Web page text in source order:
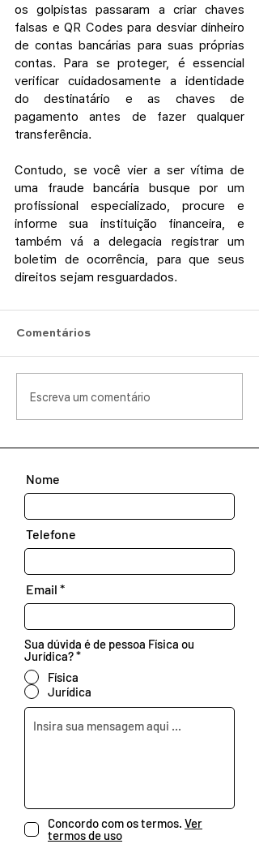
os golpistas passaram a criar chaves
falsas e QR Codes para desviar dinheiro
de contas bancárias para suas próprias
contas. Para se proteger, é essencial
verificar cuidadosamente a identidade
do destinatário e as chaves de
pagamento antes de fazer qualquer
transferência.
Contudo, se você vier a ser vítima de
uma fraude bancária busque por um
profissional especializado, procure e
informe sua instituição financeira, e
também vá a delegacia registrar um
boletim de ocorrência, para que seus
direitos sejam resguardados.
Comentários
Escreva um comentário
Nome
Telefone
Email
Sua dúvida é de pessoa Física ou
Jurídica?*
Física
Jurídica
Concordo com os termos. Ver
termos de uso